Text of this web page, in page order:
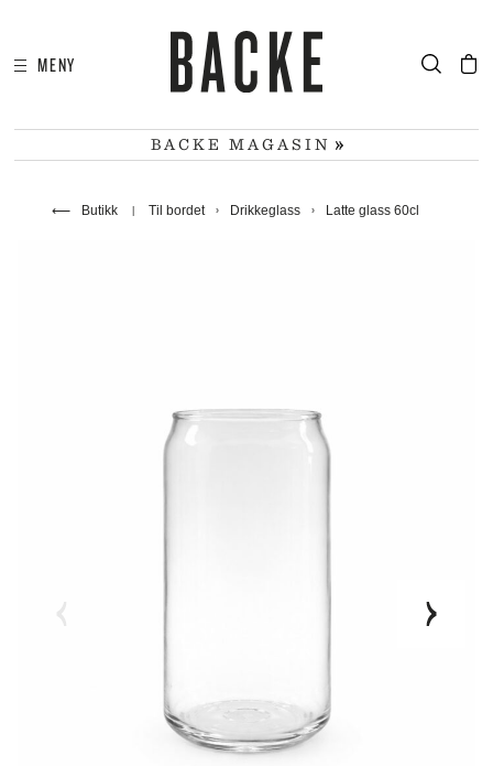
MENY
BACKE MAGASIN
⟵ Butikk Til bordet Drikkeglass Latte glass 60cl